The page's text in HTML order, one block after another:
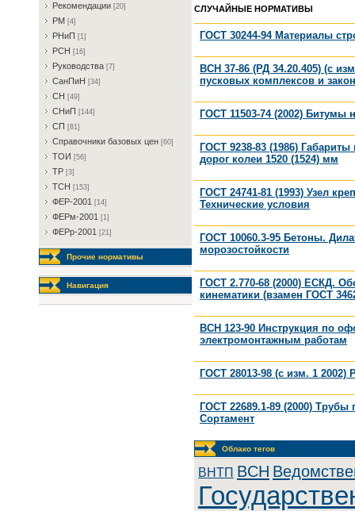
Peкoмeндaции [20]
PM [4]
PHиП [1]
PCH [16]
Pукoвoдcтвa [7]
CaнПиH [34]
CH [49]
CHиП [144]
CП [81]
Cпpaвoчники бaзoвыx цeн [60]
TOИ [56]
TP [3]
TCH [153]
ФEP-2001 [14]
ФEPм-2001 [1]
ФEPp-2001 [21]
Прочие нормативы
Навигация
СЛУЧАЙНЫЕ НОРМАТИВЫ
ГОСТ 30244-94 Материалы
ВСН 37-86 (РД 34.20.405) (с
пусковых комплексов и
ГОСТ 11503-74 (2002) Битумы
ГОСТ 9238-83 (1986)
дорог колеи 1520 (1524) мм
ГОСТ 24741-81 (1993) Узел
Технические условия
ГОСТ 10060.3-95 Бетоны.
морозостойкости
ГОСТ 2.770-68 (2000) ЕСКД.
кинематики (взамен ГОСТ
ВСН 123-90 Инструкция по
электромонтажным работам
ГОСТ 28013-98 (с изм. 1
ГОСТ 22689.1-89 (2000)
Сортамент
Облако тегов
BHTП BCH